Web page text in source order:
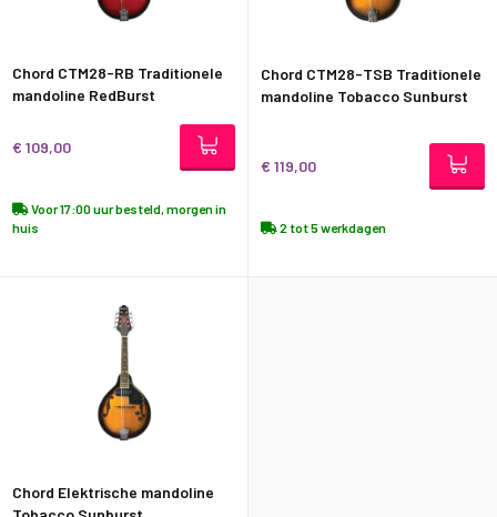
Chord CTM28-RB Traditionele
mandoline RedBurst
€ 109,00
Voor 17:00 uur besteld, morgen in
huis
Chord CTM28-TSB Traditionele
mandoline Tobacco Sunburst
€ 119,00
2 tot 5 werkdagen
Chord Elektrische mandoline